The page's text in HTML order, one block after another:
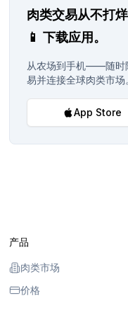
肉类交易从不打烊
📱下载应用。
从农场到手机——随时
易并连接全球肉类市场
App Store
产品
肉类市场
价格